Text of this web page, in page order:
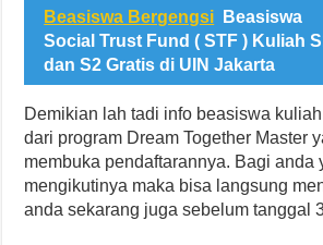
Beasiswa Bergengsi
Beasiswa
Social Trust Fund ( STF ) Kuliah
dan S2 Gratis di UIN Jakarta
Demikian lah tadi info beasiswa
dari program Dream Together Master
membuka pendaftarannya. Bagi anda
mengikutinya maka bisa langsung
anda sekarang juga sebelum tanggal